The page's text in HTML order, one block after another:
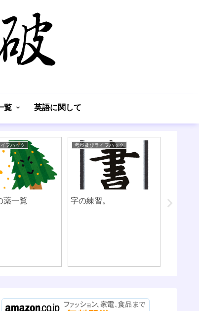
覧 英語に関して
フハック
薬一覧
考察及びライフハック
字の練習。 寝具に